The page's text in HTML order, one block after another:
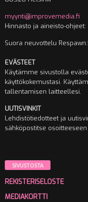
myynti@improvemedia.fi
Hinnasto ja aineisto-ohjeet:
Suora neuvottelu
EVÄSTEET
Käytämme sivustolla
käyttökokemustasi.
tallentamisen laitteellesi.
UUTISVINKIT
Lehdistötiedotteet ja
sähköpostitse
SIVUSTOSTA
REKISTERISELOSTE
MEDIAKORTTI